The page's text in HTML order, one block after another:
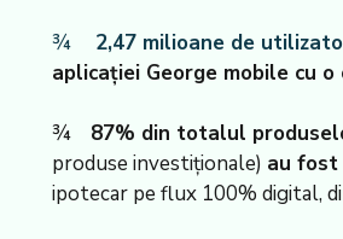
¾ 2,47 milioane de
aplicației George mobile cu
¾ 87% din totalul
produse investiționale) au fost
ipotecar pe flux 100% digital,